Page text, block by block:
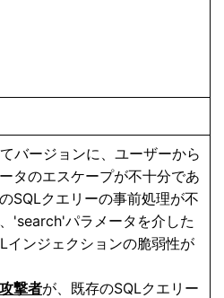
バージョンに、ユーザーから
タのエスケープが不十分であ
SQLクエリーの事前処理が不
'search'パラメータを介した
ンジェクションの脆弱性が
撃者が、既存のSQLクエリー